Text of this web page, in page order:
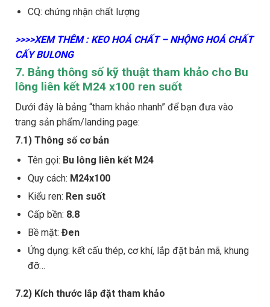
CQ: chứng nhận chất lượng
>>>>XEM THÊM : KEO HOÁ CHẤT – NHỘNG HOÁ CHẤT
CẤY BULONG
7. Bảng thông số kỹ thuật tham khảo cho Bu
lông liên kết M24 x100 ren suốt
Dưới đây là bảng “tham khảo nhanh” để bạn đưa vào
trang sản phẩm/landing page:
7.1) Thông số cơ bản
Tên gọi: Bu lông liên kết M24
Quy cách: M24x100
Kiểu ren: Ren suốt
Cấp bền: 8.8
Bề mặt: Đen
Ứng dụng: kết cấu thép, cơ khí, lắp đặt bản mã, khung
đỡ…
7.2) Kích thước lắp đặt tham khảo